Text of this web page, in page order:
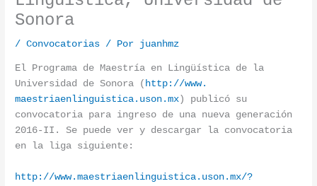
Sonora
/Convocatorias / Por juanhmz
El Programa de Maestría en Lingüística de la
Universidad de Sonora ( http://www.
maestriaenlinguistica.uson.mx) publicó su
convocatoria para ingreso de una nueva generación
2016-II. Se puede ver y descargar la convocatoria
en la liga siguiente:
http://www.maestriaenlinguistica.uson.mx/?